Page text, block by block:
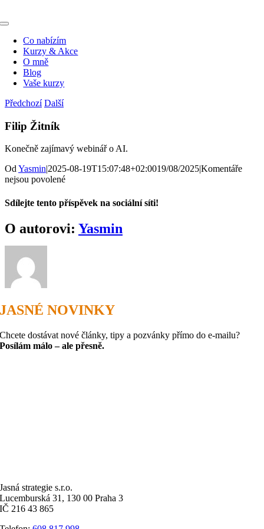
na
Toggle
NavigationCo nabízím
Kurzy & Akce
O mně
Blog
Vaše kurzy
Předchozí Další
Filip Žitník
Konečně zajímavý webinář o AI.
OdYasmin|2025-08-19T15:07:48+02:0019/08/2025|Komentáře
nejsou povolenéu
s
názvem
Filip
Žitník
Sdílejte tento příspěvek na sociální síti!
Facebook
X
Reddit
LinkedIn
WhatsApp
Telegram
Pinterest
O autorovi: Yasmin
JASNÉ NOVINKY
Chcete dostávat nové články, tipy a pozvánky přímo do e-mailu?
Posílám málo – ale přesně.
Jasná strategie s.r.o.
Lucemburská 31, 130 00 Praha 3
IČ 216 43 865